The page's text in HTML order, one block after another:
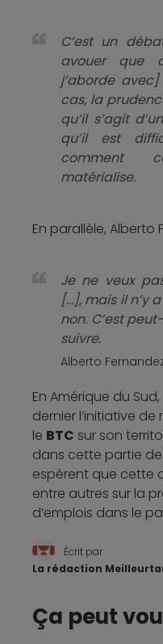
C’est un
avouer que
j’aborde
cas, la
qu’il s’agit
qu’il est
comment
matérialise.
En parallèle, Alberto
Je ne veux
[…], mais il n’y
non. C’est
suivre.
Alberto
En Amérique du
dernier l’initiative
le BTC sur son
dans cette partie
espèrent que cette
entre autres sur la
d’emplois dans le
Écrit par
La rédaction
Ça peut